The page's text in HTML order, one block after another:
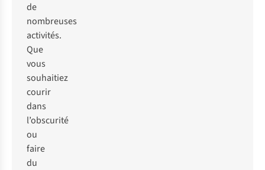
de
nombreuses
activités.
Que
vous
souhaitiez
courir
dans
l’obscurité
ou
faire
du